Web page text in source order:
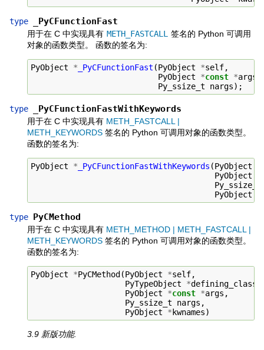
type _PyCFunctionFast
用于在 C 中实现具有 METH_FASTCALL
签名的 Python 可调用
对象的函数类型。 函数的签名为:
PyObject * _PyCFunctionFast (PyObject *self,
PyObject
*const *args
Py_ssize_t
nargs);
type _PyCFunctionFastWithKeywords
用于在 C 中实现具有 METH_FASTCALL |
METH_KEYWORDS 签名的 Python 可调用对象的函数类型。
函数的签名为:
PyObject * _PyCFunctionFastWithKeywords (PyObject
PyObject
Py_ssize_t
PyObject
type PyCMethod
用于在 C 中实现具有 METH_METHOD | METH_FASTCALL |
METH_KEYWORDS 签名的 Python 可调用对象的函数类型。
函数的签名为:
PyObject *PyCMethod(PyObject *self,
PyTypeObject
*defining_class
PyObject
*const *args ,
Py_ssize_t
nargs ,
PyObject
*kwnames)
3.9 新版功能.